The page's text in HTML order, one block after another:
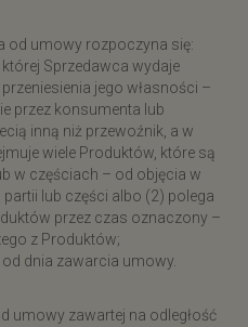
od umowy rozpoczyna się:
Sprzedawca wydaje
jego własności –
przez konsumenta lub
inną niż przewoźnik, a w
wiele Produktów, które są
w częściach – od objęcia w
lub części albo (2) polega
przez czas oznaczony –
z Produktów;
dnia zawarcia umowy.
umowy zawartej na odległość